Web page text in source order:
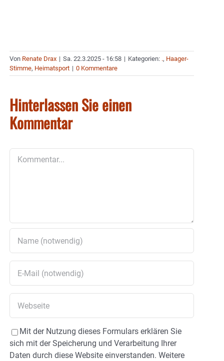
Von Renate Drax | Sa. 22.3.2025 - 16:58 | Kategorien: ., Haager-
Stimme, Heimatsport | 0 Kommentare
Hinterlassen Sie einen
Kommentar
Mit der Nutzung dieses Formulars erklären Sie
sich mit der Speicherung und Verarbeitung Ihrer
Daten durch diese Website einverstanden. Weitere